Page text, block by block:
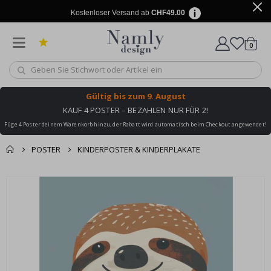
Kostenloser Versand ab CHF49.00
Wagen
0
Gültig bis zum 9. August
KAUF 4 POSTER – BEZAHLEN NUR FÜR 2!
Füge 4 Poster deinem Warenkorb hinzu, der Rabatt wird automatisch beim Checkout angewendet!
POSTER KINDERPOSTER & KINDERPLAKATE
Zusammen gekaufte